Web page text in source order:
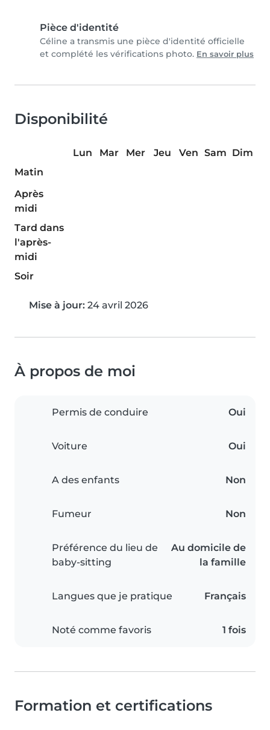
Pièce d'identité
Céline a transmis une pièce d'identité officielle
et complété les vérifications photo. En savoir plus
Disponibilité
Lun Mar Mer Jeu Ven Sam Dim
Matin
Après
midi
Tard dans
l'après-
midi
Soir
Mise à jour: 24 avril 2026
À propos de moi
Permis de conduire Oui
Voiture Oui
A des enfants Non
Fumeur Non
Préférence du lieu de
baby-sitting
Au domicile de
la famille
Langues que je pratique Français
Noté comme favoris 1 fois
Formation et certifications